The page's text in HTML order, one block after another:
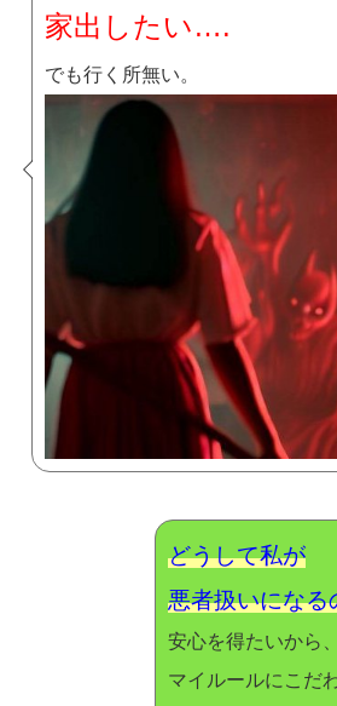
家出したい….
でも行く所無い。
どうして私が
悪者扱いになる
安心を得たいから、
マイルールにこだ